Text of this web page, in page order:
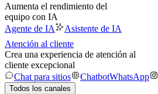
Aumenta el rendimiento del
equipo con IA
Agente de IA
Asistente de IA
Atención al cliente
Crea una experiencia de atención al
cliente excepcional
Chat para sitios
ChatbotWhatsApp
Todos los canales